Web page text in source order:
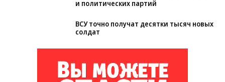
Опубликованы новые рейтинги Путина
ВСУ точно получат десятки тысяч новых
солдат